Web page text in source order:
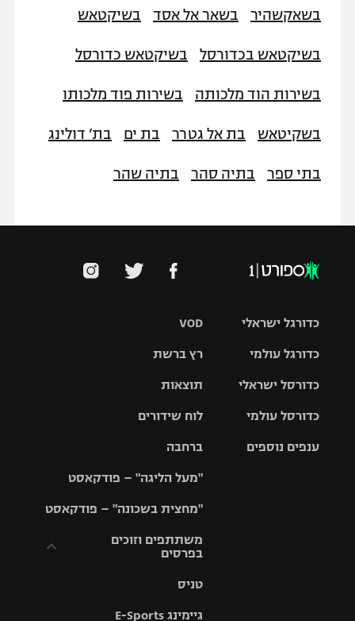
בשאקשהיר בשאר אל אסד בשיקטאש
בשיקטאש בכדורסל בשיקטאש כדורסל
בשירות הוד מלכותה בשירות פוד מלכותו
בשקיטאש בת אל גטרר בת ים בת’ דולינג
בתי ספר בתיה סהר בתיה שהר
VOD
רץ ברשת
תוצאות
לוח שידורים
ברחבה
"מעל הליגה" – פודקאסט
"מחצית בשכונה" – פודקאסט
משתתפים וזוכים
בפרסים
וזוכים בפרסים
טניס
גיימינג E-Sports
כדורגל ישראלי
גביע הטוטו
כדורגל עולמי
האלופות
ליגה
כדורסל ישראלי
סל
כדורסל עולמי
ענפים נוספים